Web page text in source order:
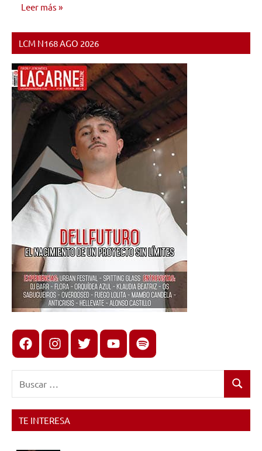
Leer más
OPINIÓN
LCM N168 AGO 2026
FacebookInstagram
X youtubespotify
Buscar
TE INTERESA